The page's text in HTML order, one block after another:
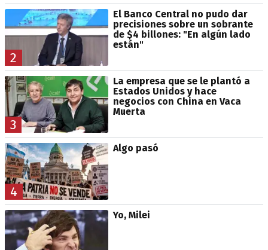
2
El Banco Central no pudo dar
precisiones sobre un sobrante
de $4 billones: "En algún lado
están"
3
La empresa que se le plantó a
Estados Unidos y hace
negocios con China en Vaca
Muerta
4
Algo pasó
Yo, Milei